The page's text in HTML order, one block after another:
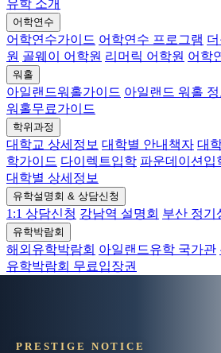
유학 소개
어학연수
어학연수가이드 어학연수 프로그램
원 골웨이 어학원 리머릭 어학원 어학
워홀
아일랜드워홀가이드 아일랜드 워홀
워홀무료가이드
학위과정
대학교 상세정보 대학별 안내책자 대
학가이드 다이렉트입학 파운데이션입
대학별 상세정보
유학설명회 & 상담신청
1:1 상담신청 강남역 설명회 부산 정기
유학박람회
해외유학박람회 아일랜드유학 국가관
유학박람회 무료입장권
PRESTIGE NOTICE